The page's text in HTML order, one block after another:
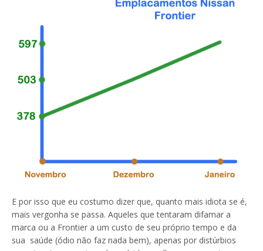
E por isso que eu costumo dizer que, quanto mais idiota se é,
mais vergonha se passa. Aqueles que tentaram difamar a
marca ou a Frontier a um custo de seu próprio tempo e da
sua saúde (ódio não faz nada bem), apenas por distúrbios